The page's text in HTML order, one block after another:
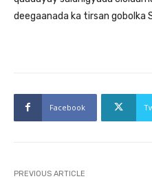
deegaanada ka tirsan gobolka
Facebook
PREVIOUS ARTICLE